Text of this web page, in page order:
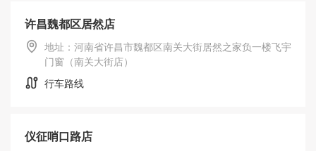
许昌魏都区居然店
地址：河南省许昌市魏都区南关大街居然之家负一楼飞宇
门窗（南关大街店）
行车路线
仪征哨口路店